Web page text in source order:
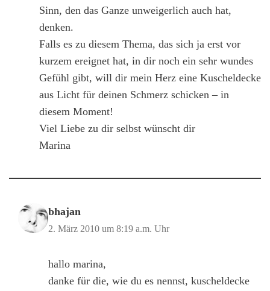
Sinn, den das Ganze unweigerlich auch hat,
denken.
Falls es zu diesem Thema, das sich ja erst vor
kurzem ereignet hat, in dir noch ein sehr wundes
Gefühl gibt, will dir mein Herz eine Kuscheldecke
aus Licht für deinen Schmerz schicken – in
diesem Moment!
Viel Liebe zu dir selbst wünscht dir
Marina
bhajan
2. März 2010 um 8:19 a.m. Uhr
hallo marina,
danke für die, wie du es nennst, kuscheldecke